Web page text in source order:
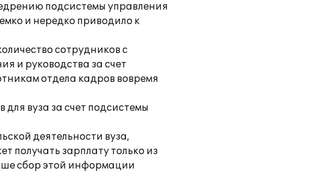
подсистемы управления
и нередко приводило к
сотрудников с
и руководства за счет
отдела кадров вовремя
вуза за счет подсистемы
деятельности вуза,
получать зарплату только из
сбор этой информации